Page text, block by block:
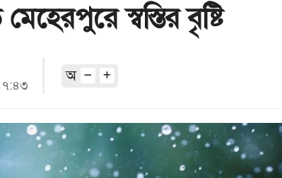
স্বস্তির বৃষ্টি
অ